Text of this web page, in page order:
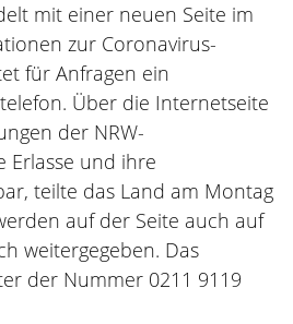
mit einer neuen Seite im
zur Coronavirus-
für Anfragen ein
Über die Internetseite
der NRW-
Erlasse und ihre
teilte das Land am Montag
auf der Seite auch auf
weitergegeben. Das
der Nummer 0211 9119